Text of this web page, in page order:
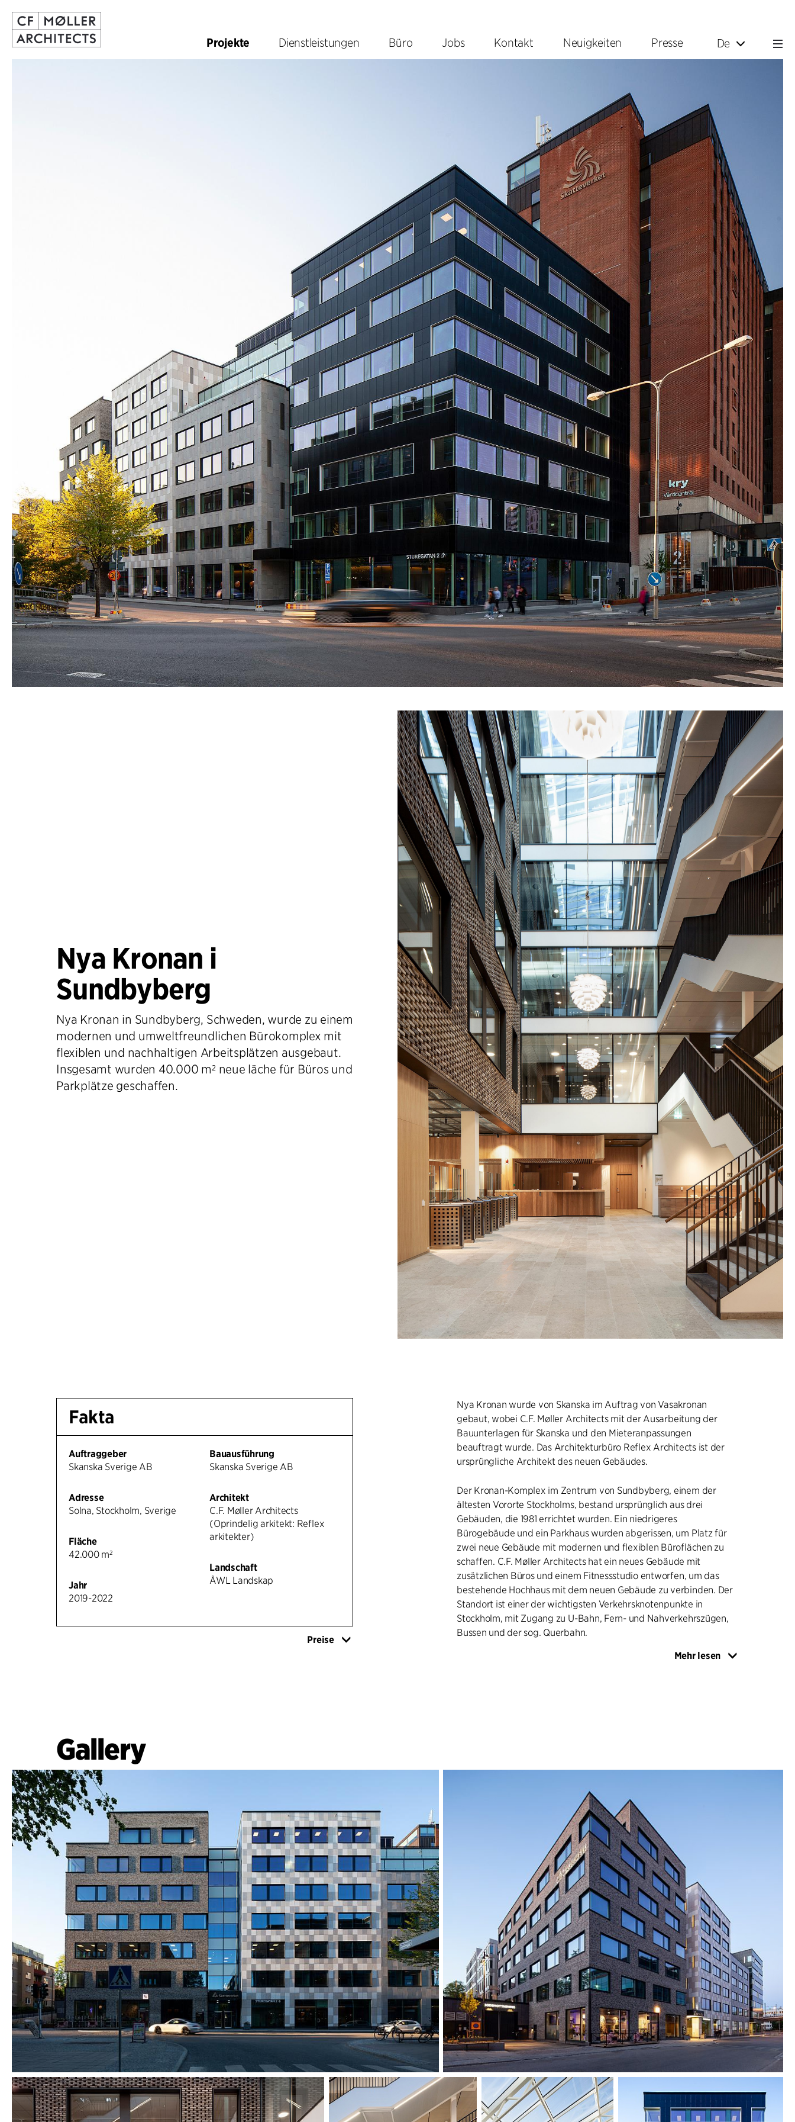
Projekte Dienstleistungen Büro Jobs Kontakt Neuigkeiten Presse De
Nya Kronan i
Sundbyberg
Nya Kronan in Sundbyberg, Schweden, wurde zu einem
modernen und umweltfreundlichen Bürokomplex mit
flexiblen und nachhaltigen Arbeitsplätzen ausgebaut.
Insgesamt wurden 40.000 m² neue läche für Büros und
Parkplätze geschaffen.
Fakta
Auftraggeber
Skanska Sverige AB
Adresse
Solna, Stockholm, Sverige
Fläche
42.000 m²
Jahr
2019-2022
Bauausführung
Skanska Sverige AB
Architekt
C.F. Møller Architects
(Oprindelig arkitekt: Reflex
arkitekter)
Landschaft
ÅWL Landskap
Preise
Nya Kronan wurde von Skanska im Auftrag von Vasakronan
gebaut, wobei C.F. Møller Architects mit der Ausarbeitung der
Bauunterlagen für Skanska und den Mieteranpassungen
beauftragt wurde. Das Architekturbüro Reflex Architects ist der
ursprüngliche Architekt des neuen Gebäudes.
Der Kronan-Komplex im Zentrum von Sundbyberg, einem der
ältesten Vororte Stockholms, bestand ursprünglich aus drei
Gebäuden, die 1981 errichtet wurden. Ein niedrigeres
Bürogebäude und ein Parkhaus wurden abgerissen, um Platz für
zwei neue Gebäude mit modernen und flexiblen Büroflächen zu
schaffen. C.F. Møller Architects hat ein neues Gebäude mit
zusätzlichen Büros und einem Fitnessstudio entworfen, um das
bestehende Hochhaus mit dem neuen Gebäude zu verbinden. Der
Standort ist einer der wichtigsten Verkehrsknotenpunkte in
Stockholm, mit Zugang zu U-Bahn, Fern- und Nahverkehrszügen,
Bussen und der sog. Querbahn.
einzufügen. Die Materialien der Fassade sind zeitlos und langlebig
und kontrastieren farblich mit dem rötlich-braunen Ziegel des
bestehenden Hochhauses. Großzügige Terrassen auf
verschiedenen Ebenen und mit verschiedenen Ausrichtungen
sorgen für eine abwechslungsreiche Dachlandschaft mit
Aufenthaltsmöglichkeiten im Freien. Die Gebäude sind auf der
Eingangsebene miteinander verbunden, wo sich drei Lichthöfe zur
gemeinsamen Nutzung befinden. Der Charakter der Höfe wird
durch Wände aus recycelten Ziegeln verstärkt. Die vielfältig
nutzbaren Erdgeschossflächenbeinhalten u.a. einen
Speisesaal/Arbeitsbereiche und einen Vortragssaal, der
unabhängig genutzt werden kann, sowie ein Eck-Café, das zum
urbanen Charakter der Umgebung passt.
GRÜNE BÜROS MIT KLAREM FOKUS AUF NACHHALTIGKEIT
Das Gebäude verfügt über integrierte Solarzellen in einem Teil der
Fassade und Solarzellen auf den Dächern, die ebenfalls mit Sedum
bedeckt sind. Außerdem gibt es zahlreiche Fahrradstellplätze mit
zugehörigem Servicebereich sowie Umkleide- und Trockenräume.
Das neue Kronan wurde so konzipiert, dass es die höchste Stufe
der Umweltzertifizierung LEED Platinum Core & Shell erhält.
Mehr lesen
Gallery